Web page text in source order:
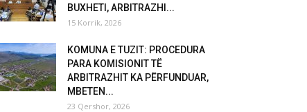
BUXHETI, ARBITRAZHI...
15 Korrik, 2026
KOMUNA E TUZIT: PROCEDURA
PARA KOMISIONIT TË
ARBITRAZHIT KA PËRFUNDUAR,
MBETEN...
23 Qershor, 2026